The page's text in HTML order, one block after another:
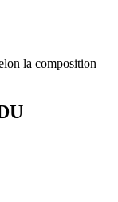
la composition